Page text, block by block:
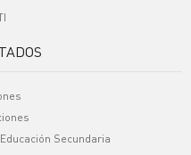
Secundaria